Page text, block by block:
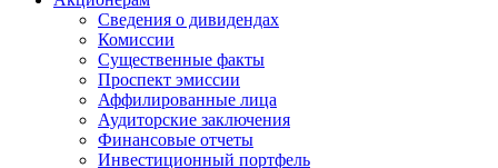
Сведения о дивидендах
Комиссии
Существенные факты
Проспект эмиссии
Аффилированные лица
Аудиторские заключения
Финансовые отчеты
Инвестиционный портфель